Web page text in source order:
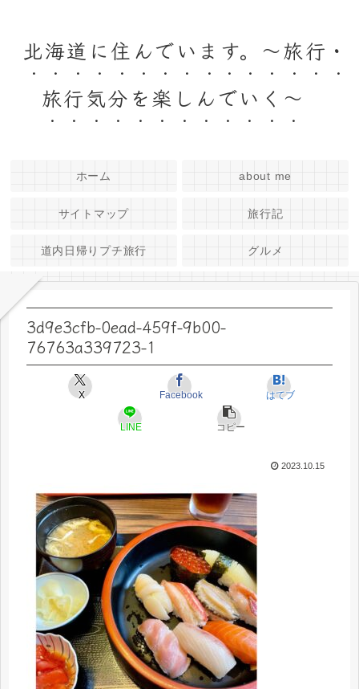
北海道に住んでいます。～旅行・
旅行気分を楽しんでいく～
ホーム about me
サイトマップ 旅行記
道内日帰りプチ旅行 グルメ
3d9e3cfb-0ead-459f-9b00-
76763a339723-1
X Facebook はてブ
LINE コピー
2023.10.15